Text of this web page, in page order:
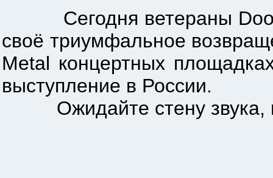
Сегодня ветераны Doom
своё триумфальное
Metal концертных
выступление в России.
Ожидайте стену звука,